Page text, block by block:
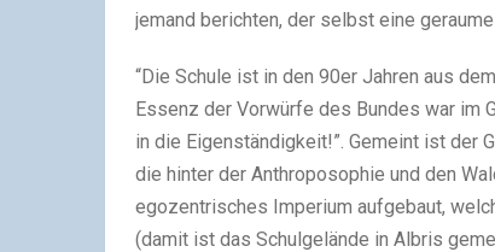
jemand berich­ten, der selbst eine
“Die Schule ist in den 90er Jahren aus
Essenz der Vorwürfe des Bundes war im
in die Eigenständigkeit!”. Gemeint ist der
die hin­ter der Anthroposophie und den
ego­zen­tri­sches Imperium auf­ge­baut,
(damit ist das Schulgelände in Albris